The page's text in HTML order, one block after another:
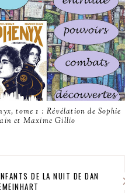
tome 1 : Révélation de Sophie
et Maxime Gillio
DE LA NUIT DE DAN